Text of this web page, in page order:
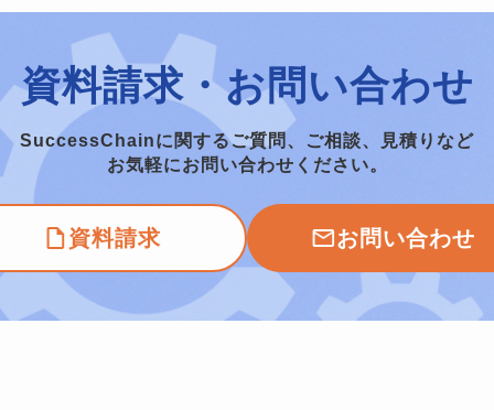
資料請求・お問い合わせ
SuccessChainに関するご質問、ご相談、見積りなど
お気軽にお問い合わせください。
資料請求 お問い合わせ